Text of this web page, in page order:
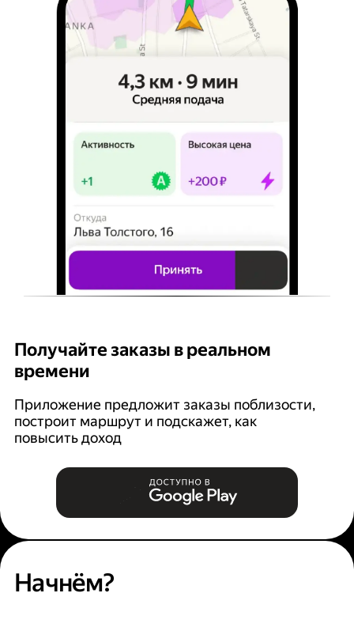
Получайте заказы в реальном
времени
Приложение предложит заказы поблизости,
построит маршрут и подскажет, как
повысить доход
Начнём?